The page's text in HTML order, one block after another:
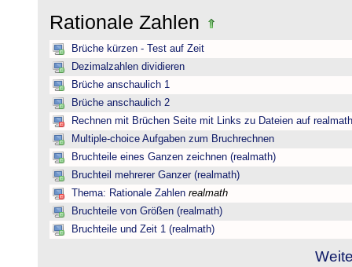
Rationale Zahlen
Brüche kürzen - Test auf Zeit
Dezimalzahlen dividieren
Brüche anschaulich 1
Brüche anschaulich 2
Rechnen mit Brüchen Seite mit Links zu Dateien auf
Multiple-choice Aufgaben zum Bruchrechnen
Bruchteile eines Ganzen zeichnen (realmath)
Bruchteil mehrerer Ganzer (realmath)
Thema: Rationale Zahlen realmath
Bruchteile von Größen (realmath)
Bruchteile und Zeit 1 (realmath)